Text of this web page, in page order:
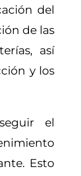
del
de las
así
y los
el
Esto